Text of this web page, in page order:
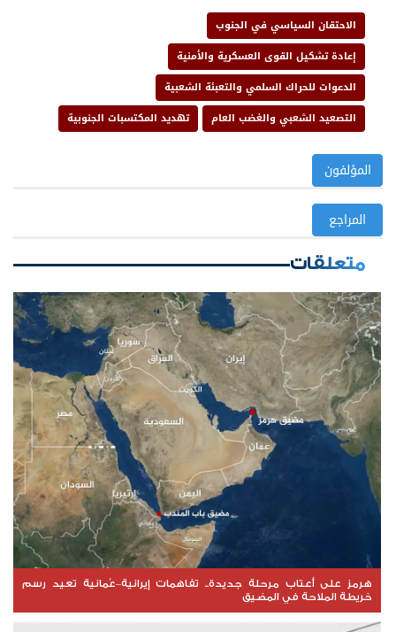
الاحتقان السياسي في الجنوب
إعادة تشكيل القوى العسكرية والأمنية
الدعوات للحراك السلمي والتعبئة الشعبية
التصعيد الشعبي والغضب العام
تهديد المكتسبات الجنوبية
المؤلفون
المراجع
متعلقات
هرمز على أعتاب مرحلة جديدة.. تفاهمات إيرانية–عُمانية تعيد رسم
خريطة الملاحة في المضيق